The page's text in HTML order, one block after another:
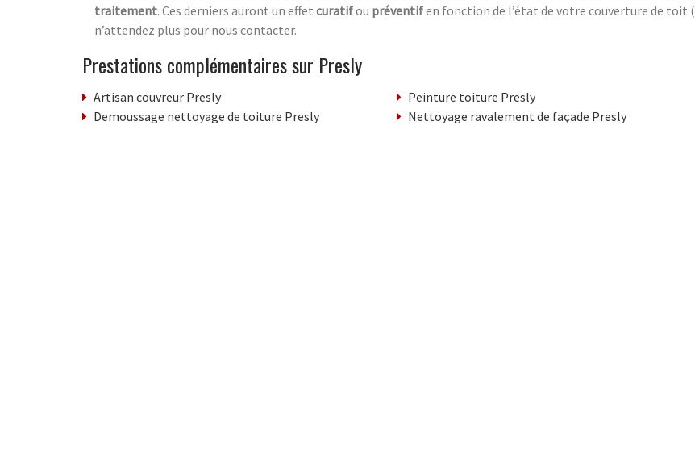
traitement. Ces derniers auront un effet curatifou préventifen fonction de l’état de votre couverture de toit (
n’attendez plus pour nous contacter.
Prestations complémentaires sur Presly
Artisan couvreur Presly
Demoussage nettoyage de toiture Presly
Peinture toiture Presly
Nettoyage ravalement de façade Presly